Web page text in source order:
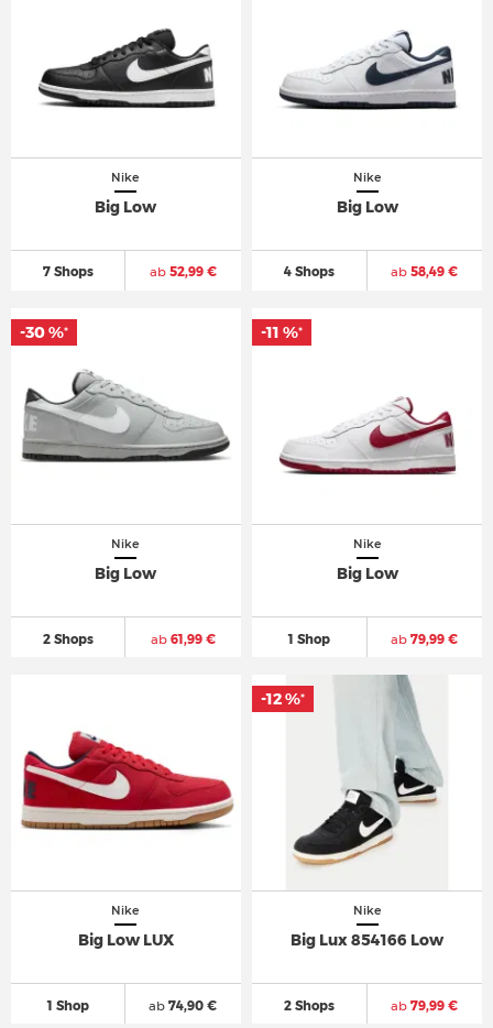
Nike
Big Low
7 Shops ab52,99 €
Nike
Big Low
4 Shops ab 58,49 €
Nike
Big Low
2 Shops ab61,99 €
-30 %*
-30 %*
Nike
Big Low
1 Shop ab 79,99 €
-11 %*
-11 %*
Nike
Big Low LUX
1 Shop ab 74,90 €
Nike
Big Lux 854166 Low
2 Shops ab 79,99 €
-12 %*
-12 %*